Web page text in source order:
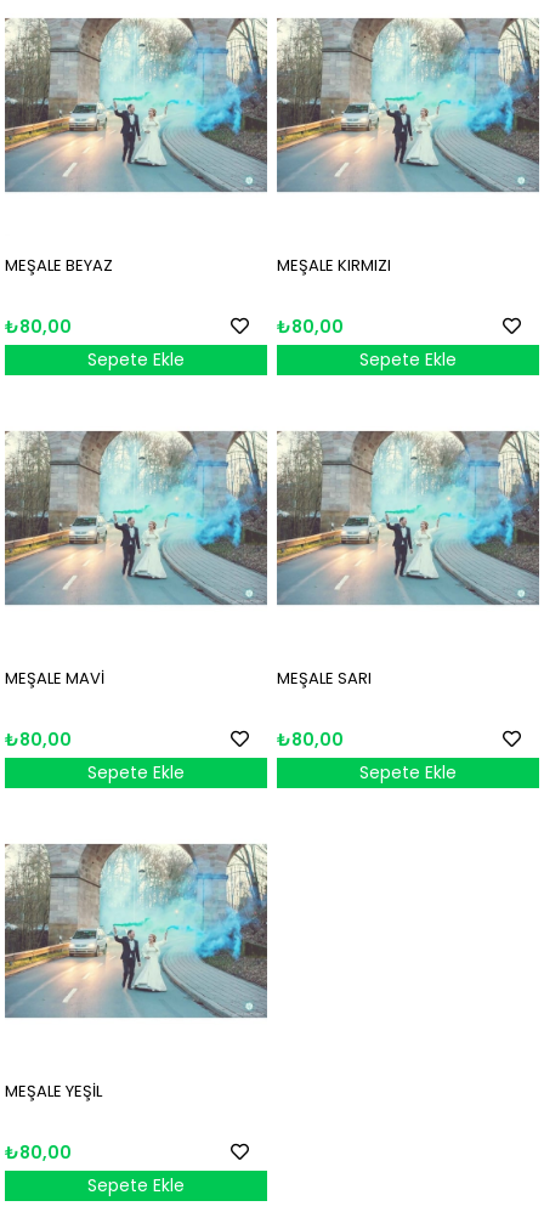
MEŞALE BEYAZ
₺80,00
Sepete Ekle
MEŞALE KIRMIZI
₺80,00
Sepete Ekle
MEŞALE MAVİ
₺80,00
Sepete Ekle
MEŞALE SARI
₺80,00
Sepete Ekle
MEŞALE YEŞİL
₺80,00
Sepete Ekle